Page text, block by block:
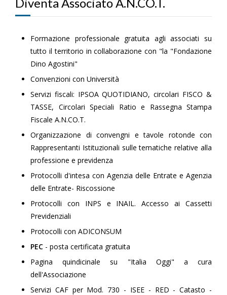
Formazione professionale gratuita agli associati su
tutto il territorio in collaborazione con "la "Fondazione
Dino Agostini"
Convenzioni con Università
Servizi fiscali: IPSOA QUOTIDIANO, circolari FISCO &
TASSE, Circolari Speciali Ratio e Rassegna Stampa
Fiscale A.N.CO.T.
Organizzazione di convengni e tavole rotonde con
Rappresentanti Istituzionali sulle tematiche relative alla
professione e previdenza
Protocolli d'intesa con Agenzia delle Entrate e Agenzia
delle Entrate- Riscossione
Protocolli con INPS e INAIL. Accesso ai Cassetti
Previdenziali
Protocolli con ADICONSUM
PEC - posta certificata gratuita
Pagina quindicinale su "Italia Oggi" a cura
dell'Associazione
Servizi CAF per Mod. 730 - ISEE - RED - Catasto -